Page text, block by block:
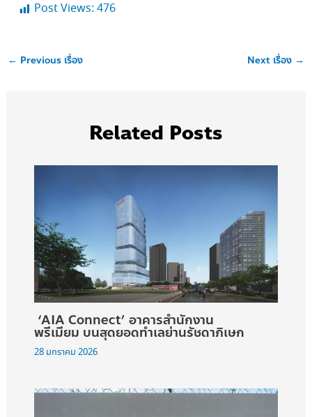
Post Views: 476
← Previous เรื่อง Next เรื่อง →
Related Posts
‘AIA Connect’ อาคารสำนักงาน
พรีเมียม บนสุดยอดทำเลย่านรัชดาภิเษก
28 มกราคม 2026